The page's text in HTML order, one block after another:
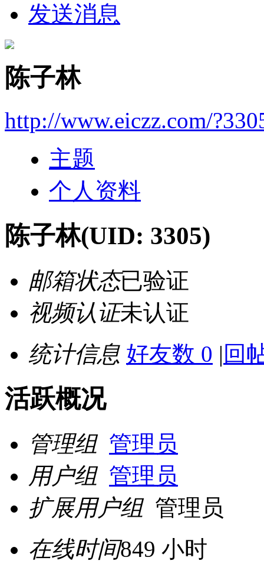
发送消息
陈子林
http://www.eiczz.com/
主题
个人资料
陈子林(UID: 3305)
邮箱状态已验证
视频认证未认证
统计信息 好友数 0 | 回
活跃概况
管理组 管理员
用户组 管理员
扩展用户组 管理员
在线时间849 小时